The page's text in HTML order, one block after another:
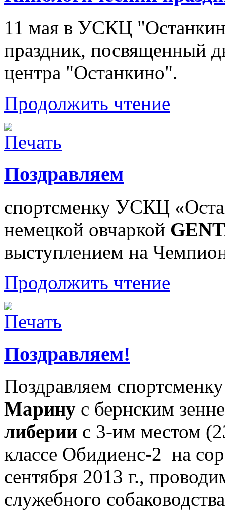
11 мая в УСКЦ
праздник, посвященный
центра "Останкино".
Продолжить чтение
Поздравляем
спортсменку УСКЦ
немецкой овчаркой
выступлением на
Продолжить чтение
Поздравляем!
Поздравляем
Марину с бернским
либерии с 3-им местом
классе Обидиенс-2 на
сентября 2013 г.,
служебного